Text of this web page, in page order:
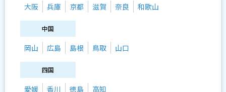
大阪 兵庫 京都 滋賀 奈良 和歌山
中国
岡山 広島 島根 鳥取 山口
四国
愛媛 香川 徳島 高知